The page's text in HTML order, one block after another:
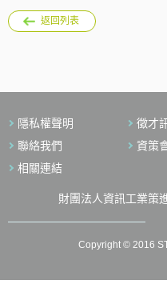
返回列表
隱私權聲明 徵才
聯絡我們
資策
相關連結
財團法人資訊工業
Copyright © 2016